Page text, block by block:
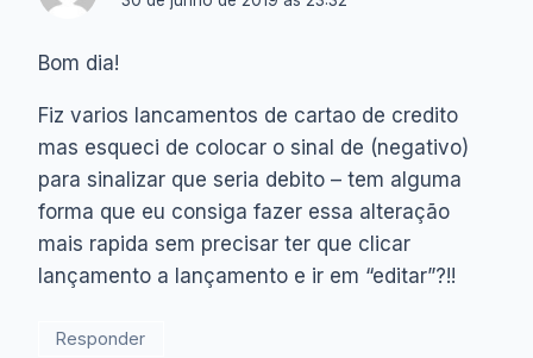
Bom dia!
Fiz varios lancamentos de cartao de credito
mas esqueci de colocar o sinal de (negativo)
para sinalizar que seria debito – tem alguma
forma que eu consiga fazer essa alteração
mais rapida sem precisar ter que clicar
lançamento a lançamento e ir em “editar”?!!
Responder